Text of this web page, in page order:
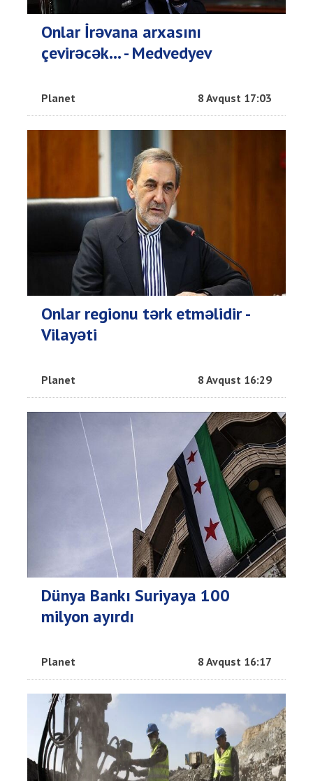
Onlar İrəvana arxasını
çevirəcək... - Medvedyev
Planet 8 Avqust 17:03
Onlar regionu tərk etməlidir -
Vilayəti
Planet 8 Avqust 16:29
Dünya Bankı Suriyaya 100
milyon ayırdı
Planet 8 Avqust 16:17